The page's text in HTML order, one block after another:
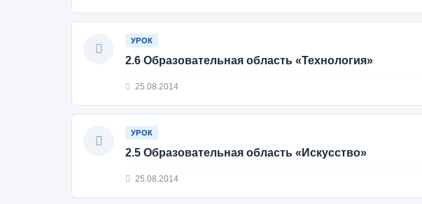
УРОК
2.6 Образовательная область «Технология»
25.08.2014
УРОК
2.5 Образовательная область «Искусство»
25.08.2014